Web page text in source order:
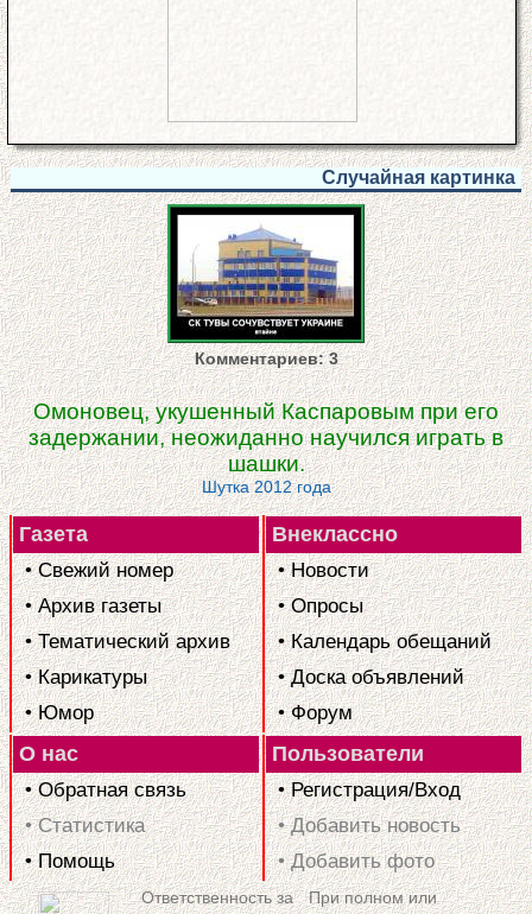
Случайная картинка
Комментариев: 3
Омоновец, укушенный Каспаровым при его
задержании, неожиданно научился играть в
шашки.
Шутка 2012 года
Газета
• Свежий номер
• Архив газеты
• Тематический архив
• Карикатуры
• Юмор
Внеклассно
• Новости
• Опросы
• Календарь обещаний
• Доска объявлений
• Форум
О нас
• Обратная связь
• Статистика
• Помощь
Пользователи
• Регистрация/Вход
• Добавить новость
• Добавить фото
Ответственность за
При полном или